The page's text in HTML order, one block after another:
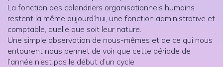
La fonction des calendriers organisationnels humains
restent la même aujourd’hui, une fonction administrative et
comptable, quelle que soit leur nature.
Une simple observation de nous-mêmes et de ce qui nous
entourent nous permet de voir que cette période de
l’année n’est pas le début d’un cycle